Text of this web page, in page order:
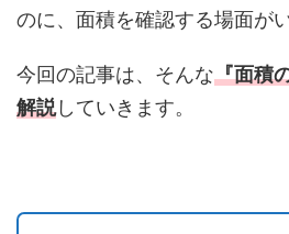
のに、面積を確認する場面が
今回の記事は、そんな『面積
解説していきます。